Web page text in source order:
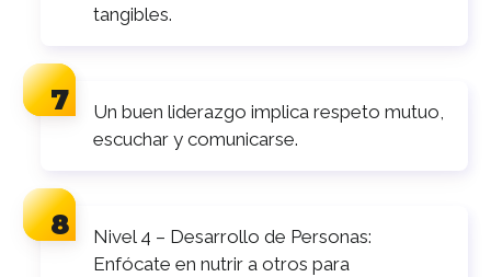
tangibles.
Un buen liderazgo implica respeto mutuo,
escuchar y comunicarse.
Nivel 4 – Desarrollo de Personas:
Enfócate en nutrir a otros para